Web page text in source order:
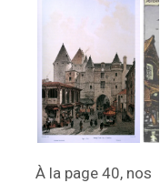
À la page 40, nos